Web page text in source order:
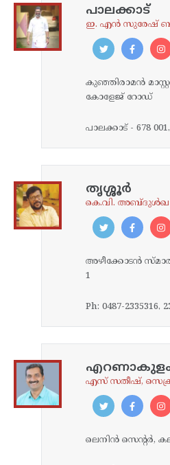
പാലക്കാട്
ഇ. എൻ സുരേഷ്
കുഞ്ഞിരാമന്‍
കോളേജ്‌ റോഡ്‌
പാലക്കാട്‌ - 678 001,
തൃശ്ശൂര്‍
കെ.വി.
അഴീക്കോടന്‍
1
Ph: 0487-2335316,
‌എസ് സതീഷ്,
ലെനിന്‍ സെന്റര്‍,